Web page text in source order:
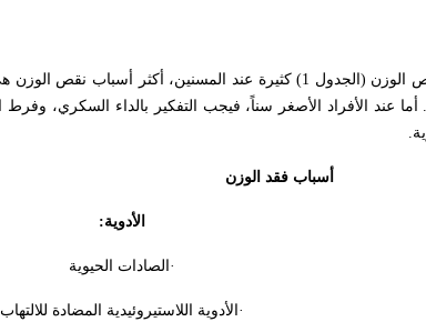
قائمة الأسباب الممكنة لنقص الوزن (الجدول 1) كثيرة عند
عند الأفراد الأصغر سناً، فيجب التفكير بالداء السكري، وفرط
أسباب فقد الوزن
الأدوية:
·الصادات الحيوية
·الأدوية اللاستيروئيدية المضادة للالتهاب